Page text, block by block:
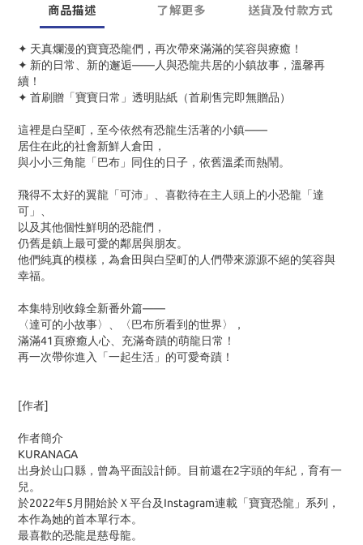
商品描述 了解更多 送貨及付款方式
✦ 天真爛漫的寶寶恐龍們，再次帶來滿滿的笑容與療癒！
✦ 新的日常、新的邂逅——人與恐龍共居的小鎮故事，溫馨再
續！
✦ 首刷贈「寶寶日常」透明貼紙（首刷售完即無贈品）
這裡是白堊町，至今依然有恐龍生活著的小鎮——
居住在此的社會新鮮人倉田，
與小小三角龍「巴布」同住的日子，依舊溫柔而熱鬧。
飛得不太好的翼龍「可沛」、喜歡待在主人頭上的小恐龍「達
可」、
以及其他個性鮮明的恐龍們，
仍舊是鎮上最可愛的鄰居與朋友。
他們純真的模樣，為倉田與白堊町的人們帶來源源不絕的笑容與
幸福。
本集特別收錄全新番外篇——
〈達可的小故事〉、〈巴布所看到的世界〉，
滿滿41頁療癒人心、充滿奇蹟的萌龍日常！
再一次帶你進入「一起生活」的可愛奇蹟！
[作者]
作者簡介
KURANAGA
出身於山口縣，曾為平面設計師。目前還在2字頭的年紀，育有一
兒。
於2022年5月開始於Ｘ平台及Instagram連載「寶寶恐龍」系列，
本作為她的首本單行本。
最喜歡的恐龍是慈母龍。